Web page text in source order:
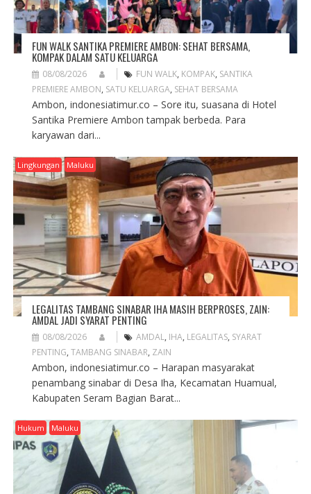
FUN WALK SANTIKA PREMIERE AMBON: SEHAT BERSAMA,
KOMPAK DALAM SATU KELUARGA
08/08/2026 FUN WALK, KOMPAK, SANTIKA
PREMIERE AMBON, SATU KELUARGA, SEHAT BERSAMA
Ambon, indonesiatimur.co – Sore itu, suasana di Hotel
Santika Premiere Ambon tampak berbeda. Para
karyawan dari...
Lingkungan Maluku
LEGALITAS TAMBANG SINABAR IHA MASIH BERPROSES, ZAIN:
AMDAL JADI SYARAT PENTING
08/08/2026 AMDAL, IHA, LEGALITAS, SYARAT
PENTING, TAMBANG SINABAR, ZAIN
Ambon, indonesiatimur.co – Harapan masyarakat
penambang sinabar di Desa Iha, Kecamatan Huamual,
Kabupaten Seram Bagian Barat...
Hukum Maluku